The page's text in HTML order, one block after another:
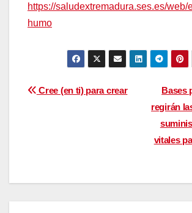
https://saludextremadura.ses.es/web/
humo
Navegación
Bases
regirán
vitales
Cree (en ti) para crear